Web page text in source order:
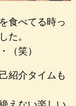
食べてる時っ
た。
（笑）
紹介タイムも